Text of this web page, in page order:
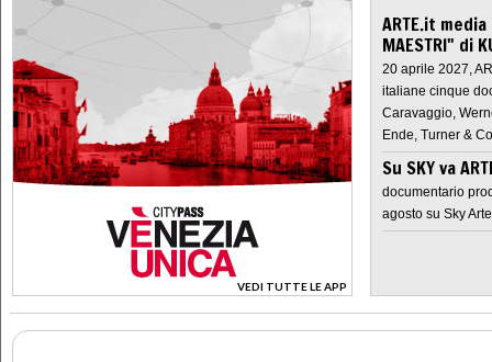
VEDI TUTTE LE APP
>
ARTE.it
MAESTRI" di
20 aprile 2027,
italiane cinque
Caravaggio,
Ende, Turner &
Su SKY va
documentario
agosto su Sky Arte